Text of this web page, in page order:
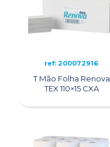
ref: 200072916
T Mão Folha Renova
TEX 110×15 CXA